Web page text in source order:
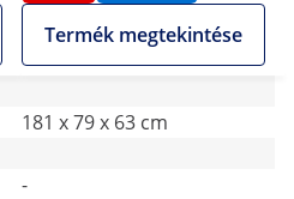
Rózsaszín / Fehér
Termék megtekintése
181 x 79 x 63 cm
-